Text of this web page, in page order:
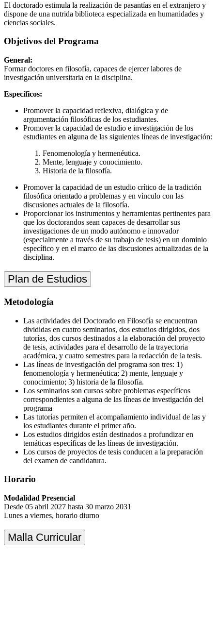
El doctorado estimula la realización de pasantías en el extranjero y
dispone de una nutrida biblioteca especializada en humanidades y
ciencias sociales.
Objetivos del Programa
General:
Formar doctores en filosofía, capaces de ejercer labores de
investigación universitaria en la disciplina.
Específicos:
Promover la capacidad reflexiva, dialógica y de
argumentación filosóficas de los estudiantes.
Promover la capacidad de estudio e investigación de los
estudiantes en alguna de las siguientes líneas de investigación:
Fenomenología y hermenéutica.
Mente, lenguaje y conocimiento.
Historia de la filosofía.
Promover la capacidad de un estudio crítico de la tradición
filosófica orientado a problemas y en vínculo con las
discusiones actuales de la filosofía.
Proporcionarlos instrumentos y herramientas pertinentes para
que los doctorandos sean capaces de desarrollar sus
investigaciones de un modo autónomo e innovador
(especialmente a través de su trabajo de tesis) en un dominio
específico y en el marco de las discusiones actualizadas de la
disciplina.
Plan de Estudios
Metodología
Las actividades del Doctorado en Filosofía se encuentran
divididas en cuatro seminarios, dos estudios dirigidos, dos
tutorías, dos cursos destinados a la elaboración del proyecto
de tesis, actividades para el desarrollo de la trayectoria
académica, y cuatro semestres para la redacción de la tesis.
Las líneas de investigación del programa son tres: 1)
fenomenología y hermenéutica; 2) mente, lenguaje y
conocimiento; 3) historia de la filosofía.
Los seminarios son cursos sobre problemas específicos
correspondientes a alguna de las líneas de investigación del
programa
Las tutorías permiten el acompañamiento individual de las y
los estudiantes durante el primer año.
Los estudios dirigidos están destinados a profundizar en
temáticas específicas de las líneas de investigación.
Los cursos de proyectos de tesis conducen a la preparación
del examen de candidatura.
Horario
Modalidad Presencial
Desde 05 abril 2027 hasta 30 marzo 2031
Lunes a viernes, horario diurno
Malla Curricular